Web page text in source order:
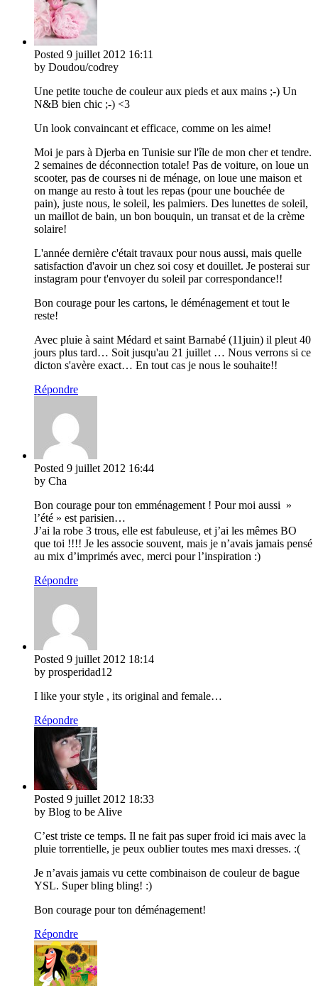
Posted 9 juillet 2012 16:11
by Doudou/codrey
Une petite touche de couleur aux pieds et aux mains ;-) Un
N&B bien chic ;-) <3
Un look convaincant et efficace, comme on les aime!
Moi je pars à Djerba en Tunisie sur l'île de mon cher et tendre.
2 semaines de déconnection totale! Pas de voiture, on loue un
scooter, pas de courses ni de ménage, on loue une maison et
on mange au resto à tout les repas (pour une bouchée de
pain), juste nous, le soleil, les palmiers. Des lunettes de soleil,
un maillot de bain, un bon bouquin, un transat et de la crème
solaire!
L'année dernière c'était travaux pour nous aussi, mais quelle
satisfaction d'avoir un chez soi cosy et douillet. Je posterai sur
instagram pour t'envoyer du soleil par correspondance!!
Bon courage pour les cartons, le déménagement et tout le
reste!
Avec pluie à saint Médard et saint Barnabé (11juin) il pleut 40
jours plus tard… Soit jusqu'au 21 juillet … Nous verrons si ce
dicton s'avère exact… En tout cas je nous le souhaite!!
Répondre
Posted 9 juillet 2012 16:44
by Cha
Bon courage pour ton emménagement ! Pour moi aussi »
l’été » est parisien…
J’ai la robe 3 trous, elle est fabuleuse, et j’ai les mêmes BO
que toi !!!! Je les associe souvent, mais je n’avais jamais pensé
au mix d’imprimés avec, merci pour l’inspiration :)
Répondre
Posted 9 juillet 2012 18:14
by prosperidad12
I like your style , its original and female…
Répondre
Posted 9 juillet 2012 18:33
by Blog to be Alive
C’est triste ce temps. Il ne fait pas super froid ici mais avec la
pluie torrentielle, je peux oublier toutes mes maxi dresses. :(
Je n’avais jamais vu cette combinaison de couleur de bague
YSL. Super bling bling! :)
Bon courage pour ton déménagement!
Répondre